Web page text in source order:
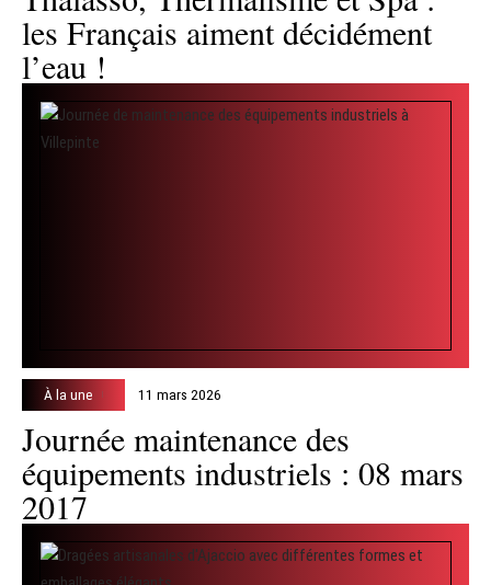
les Français aiment décidément
l’eau !
À la une 11 mars 2026
Journée maintenance des
équipements industriels : 08 mars
2017